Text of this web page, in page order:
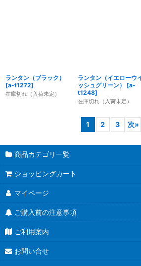
ランタン（ブラック）
[a-t1272]
在庫切れ（入荷未定）
ランタン（イエローウ
ッシュグリーン）
[a-
t1248]
在庫切れ（入荷未定）
1 2 3 次»
商品カテゴリ一覧
ショッピングカート
マイページ
ご購入前の注意事項
ご利用案内
お問い合せ